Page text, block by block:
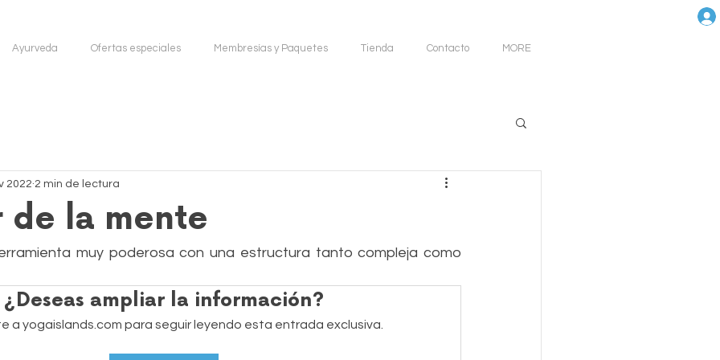
Ayurveda Ofertas especiales Membresías y Paquetes Tienda Contacto MORE
de la mente
2022 2 min de lectura
muy poderosa con una estructura tanto compleja como
¿Deseas ampliar la información?
a yogaislands.com para seguir leyendo esta entrada exclusiva.